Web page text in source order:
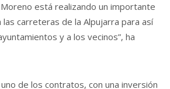
está realizando un importante
carreteras de la Alpujarra para así
y a los vecinos”, ha
de los contratos, con una inversión